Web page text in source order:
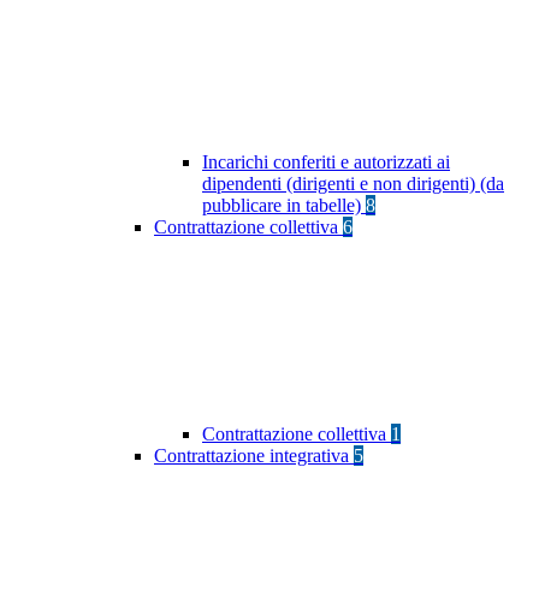
Incarichi conferiti e autorizzati ai
dipendenti (dirigenti e non dirigenti) (da
pubblicare in tabelle) 8
Contrattazione collettiva 6
Contrattazione collettiva 1
Contrattazione integrativa 5